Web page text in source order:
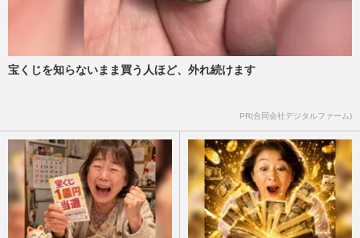
宝くじを知らないまま買う人ほど、外れ続けます
PR(合同会社デジタルファーム)